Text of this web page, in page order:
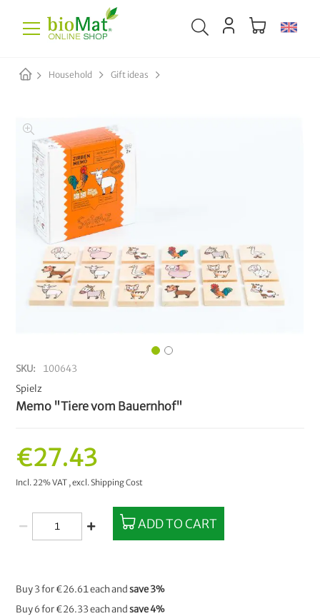
Household Gift ideas
SKU
100643
Spielz
Memo "Tiere vom Bauernhof"
€27.43
Incl. 22% VAT ,excl.Shipping Cost
ADD TO CART
Buy 3 for€26.61each andsave3%
Buy 6 for€26.33each andsave4%